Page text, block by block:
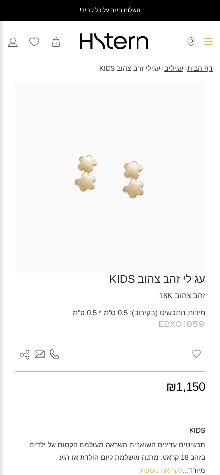
משלוח חינם על כל קנייה!
0
דף הבית>עגילים>עגילי זהב צהוב KIDS
עגילי זהב צהוב KIDS
זהב צהוב 18K
מידות התכשיט (בקירוב): 0.5 ס"מ * 0.5 ס"מ
E2X01859
₪1,150
KIDS
תכשיטים עדינים השואבים השראה מעולמם הקסום של ילדים
בזהב 18 קראט. מתנה מושלמת ליום הולדת או רגע
מיוחד...לקריאה נוספת